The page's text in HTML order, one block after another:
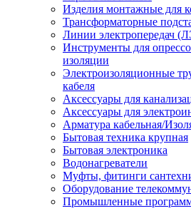
Изделия монтажные для
Трансформаторные
Линии электропередач
Инструменты для
изоляции
Электроизоляционные
кабеля
Аксессуары для
Аксессуары для
Арматура кабельная/
Бытовая техника крупная
Бытовая электроника
Водонагреватели
Муфты, фитинги
Оборудование
Промышленные